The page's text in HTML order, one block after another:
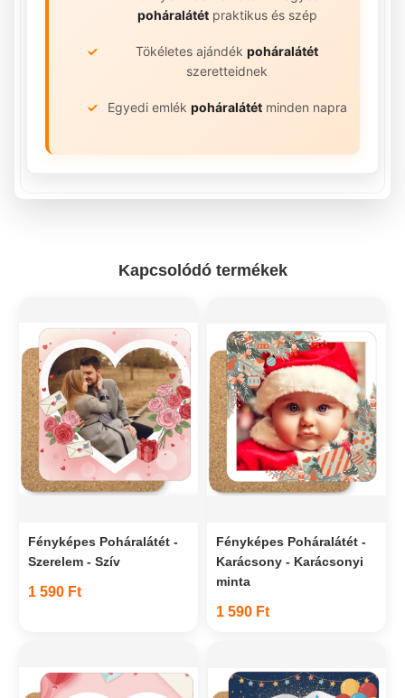
poháralátétpraktikus és szép
Tökéletes ajándék poháralátét
szeretteidnek
Egyedi emlék poháralátétminden napra
Kapcsolódó termékek
Fényképes Poháralátét -
Szerelem - Szív
1 590 Ft
Fényképes Poháralátét -
Karácsony - Karácsonyi
minta
1 590 Ft